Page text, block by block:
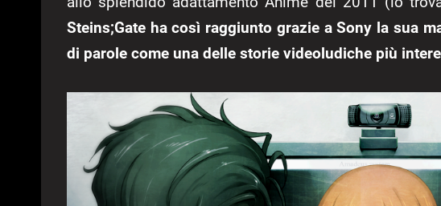
Steins;Gate ha così raggiunto grazie a Sony la sua
di parole come una delle storie videoludiche più